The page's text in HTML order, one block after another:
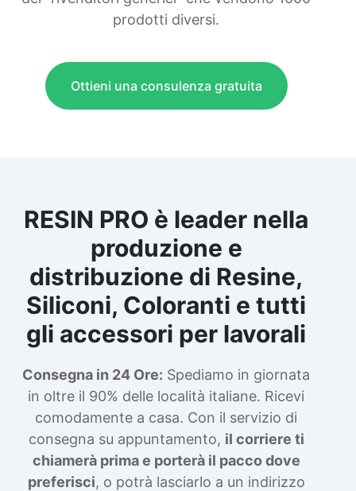
prodotti diversi.
Ottieni una consulenza gratuita
RESIN PRO è leader nella
produzione e
distribuzione di Resine,
Siliconi, Coloranti e tutti
gli accessori per lavorali
Consegna in 24 Ore: Spediamo in giornata
in oltre il 90% delle località italiane. Ricevi
comodamente a casa. Con il servizio di
consegna su appuntamento, il corriere ti
chiamerà prima e porterà il pacco dove
preferisci, o potrà lasciarlo a un indirizzo